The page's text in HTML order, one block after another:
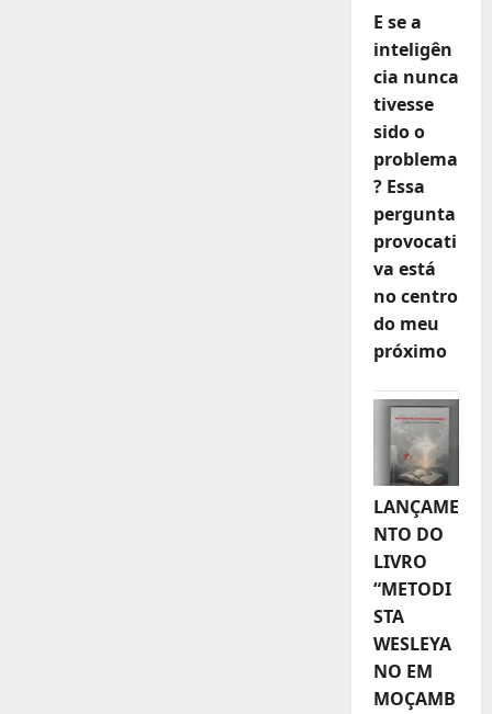
E se a
inteligên
cia nunca
tivesse
sido o
problema
? Essa
pergunta
provocati
va está
no centro
do meu
próximo
LANÇAME
NTO DO
LIVRO
“METODI
STA
WESLEYA
NO EM
MOÇAMB